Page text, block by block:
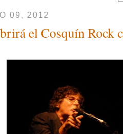
09, 2012
el Cosquín Rock